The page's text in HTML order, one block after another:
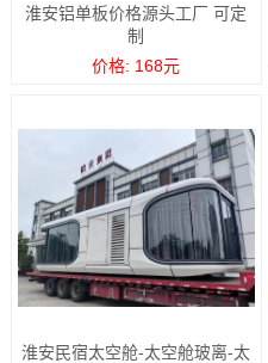
淮安铝单板价格源头工厂 可定
制
价格: 168元
淮安民宿太空舱-太空舱玻离-太